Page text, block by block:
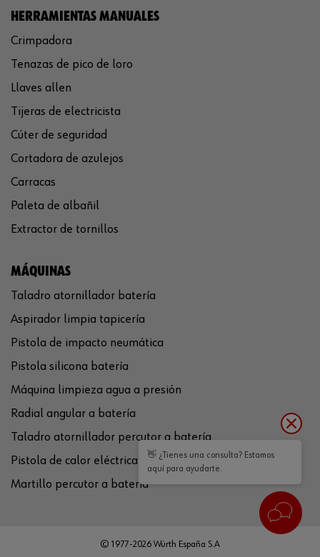
HERRAMIENTAS MANUALES
Crimpadora
Tenazas de pico de loro
Llaves allen
Tijeras de electricista
Cúter de seguridad
Cortadora de azulejos
Carracas
Paleta de albañil
Extractor de tornillos
MÁQUINAS
Taladro atornillador batería
Aspirador limpia tapicería
Pistola de impacto neumática
Pistola silicona batería
Máquina limpieza agua a presión
Radial angular a batería
Taladro atornillador percutor a batería
Pistola de calor eléctrica
Martillo percutor a batería
© 1977-2026 Würth España S.A
👋 ¿Tienes una consulta? Estamos
aquí para ayudarte.